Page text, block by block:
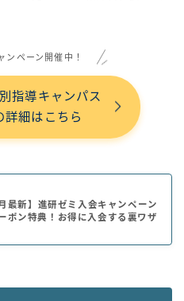
ンペーン開催中！
指導キャンパス
詳細はこちら
最新】進研ゼミ入会キャンペーン
ポン特典！お得に入会する裏ワザ